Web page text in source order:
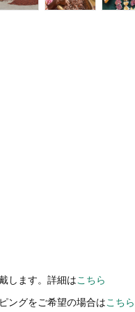
します。詳細はこちら
ングをご希望の場合はこちら